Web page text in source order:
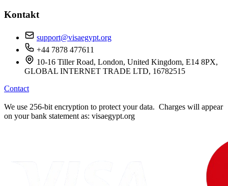
Kontakt
support@visaegypt.org
+44 7878 477611
10-16 Tiller Road, London, United Kingdom, E14 8PX,
GLOBAL INTERNET TRADE LTD, 16782515
Contact
We use 256-bit encryption to protect your data. Charges will appear
on your bank statement as: visaegypt.org